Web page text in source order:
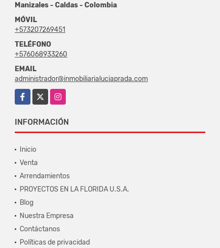
Manizales - Caldas - Colombia
MÓVIL
+573207269451
TELÉFONO
+576068933260
EMAIL
administrador@inmobiliarialuciaprada.com
Facebook
Instagram
INFORMACIÓN
Inicio
Venta
Arrendamientos
PROYECTOS EN LA FLORIDA U.S.A.
Blog
Nuestra Empresa
Contáctanos
Políticas de privacidad